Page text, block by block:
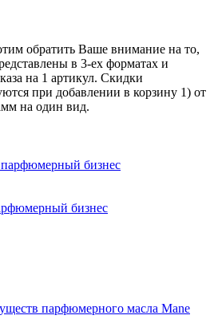
обратить Ваше внимание на то,
в 3-ех форматах и
на 1 артикул. Скидки
при добавлении в корзину 1) от
на один вид.
бизнес